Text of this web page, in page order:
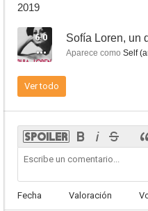
2019
6.0
Aparece como Self
Ver todo
Fecha Valoración